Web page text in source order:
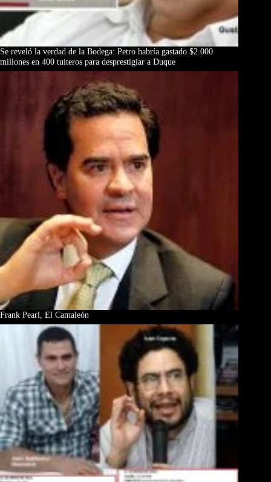
Se reveló la verdad de la Bodega: Petro habría gastado $2.000
millones en 400 tuiteros para desprestigiar a Duque
Frank Pearl, El Camaleón